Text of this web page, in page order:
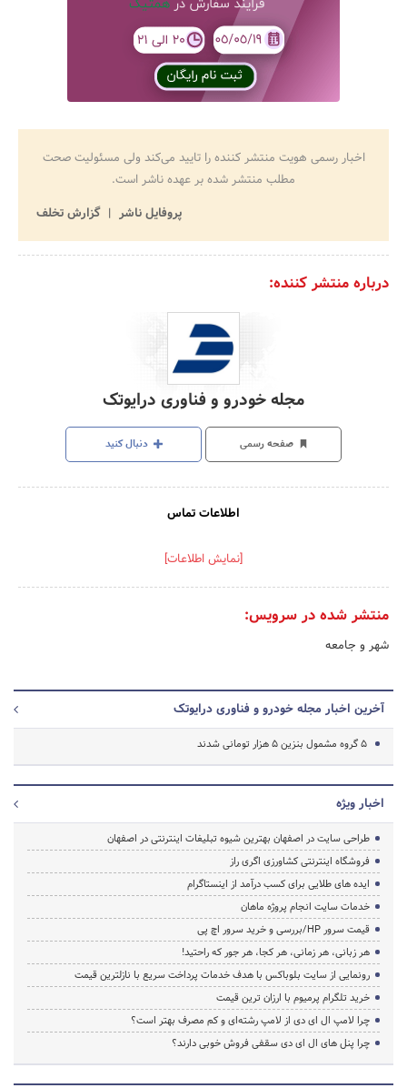
اخبار رسمی هویت منتشر کننده را تایید می‌کند ولی مسئولیت صحت
مطلب منتشر شده بر عهده ناشر است.
پروفایل ناشر
گزارش تخلف
درباره منتشر کننده:
مجله خودرو و فناوری درایوتک
صفحه رسمی دنبال کنید
اطلاعات تماس
[نمایش اطلاعات]
منتشر شده در سرویس:
شهر و جامعه
آخرین اخبار مجله خودرو و فناوری درایوتک
۵ گروه مشمول بنزین ۵ هزار تومانی شدند
اخبار ویژه
طراحی سایت در اصفهان بهترین شیوه تبلیغات اینترنتی در اصفهان
فروشگاه اینترنتی کشاورزی اگری راز
ایده های طلایی برای کسب درآمد از اینستاگرام
خدمات سایت انجام پروژه ماهان
قیمت سرور HP/بررسی و خرید سرور اچ پی
هر زبانی، هر زمانی، هر کجا، هر جور که راحتید!
رونمایی از سایت بلوباکس با هدف خدمات پرداخت سریع با نازلترین قیمت
خرید تلگرام پرمیوم با ارزان ترین قیمت
چرا لامپ ال ای دی از لامپ رشته‌ای و کم مصرف بهتر است؟
چرا پنل های ال ای دی سقفی فروش خوبی دارند؟